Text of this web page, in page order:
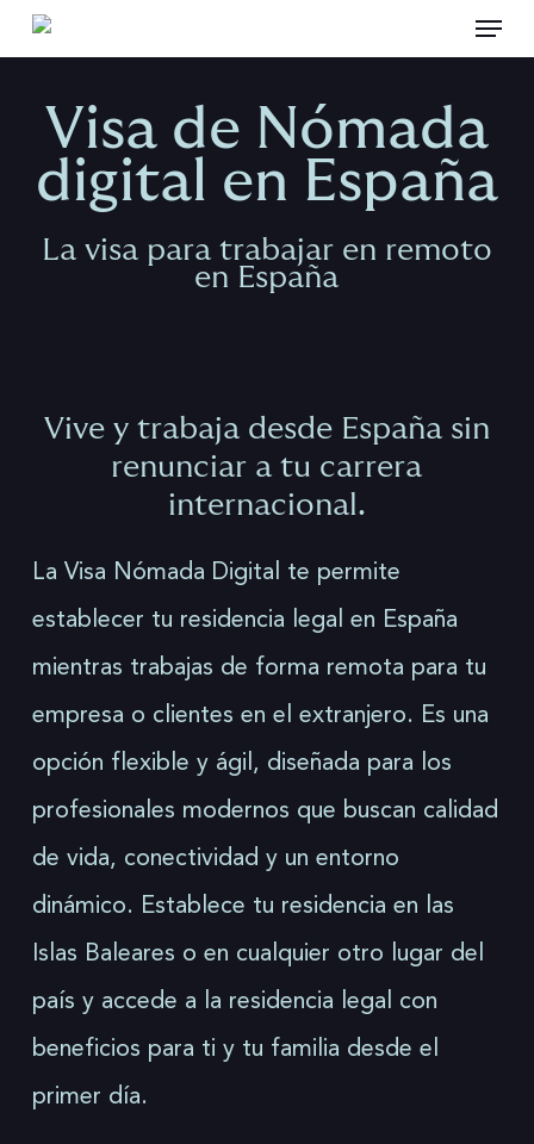
content
Menu
Visa de Nómada
digital en España
La visa para trabajar en remoto
en España
Vive y trabaja desde España sin
renunciar a tu carrera
internacional.
La Visa Nómada Digital te permite
establecer tu residencia legal en España
mientras trabajas de forma remota para tu
empresa o clientes en el extranjero. Es una
opción flexible y ágil, diseñada para los
profesionales modernos que buscan calidad
de vida, conectividad y un entorno
dinámico. Establece tu residencia en las
Islas Baleares o en cualquier otro lugar del
país y accede a la residencia legal con
beneficios para ti y tu familia desde el
primer día.